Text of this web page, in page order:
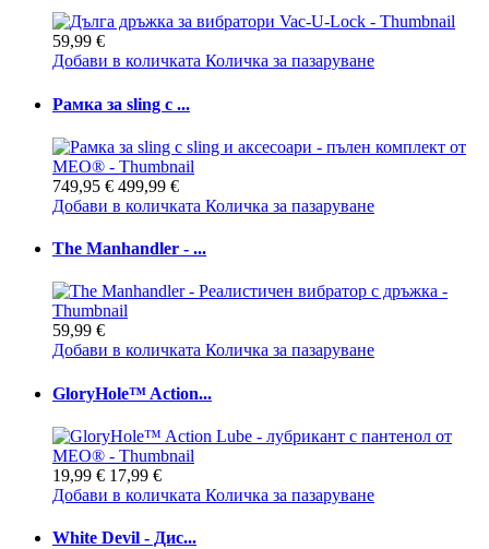
59,99 €
Добави в количката Количка за пазаруване
Рамка за sling с ...
749,95 € 499,99 €
Добави в количката Количка за пазаруване
The Manhandler - ...
59,99 €
Добави в количката Количка за пазаруване
GloryHole™ Action...
19,99 € 17,99 €
Добави в количката Количка за пазаруване
White Devil - Дис...